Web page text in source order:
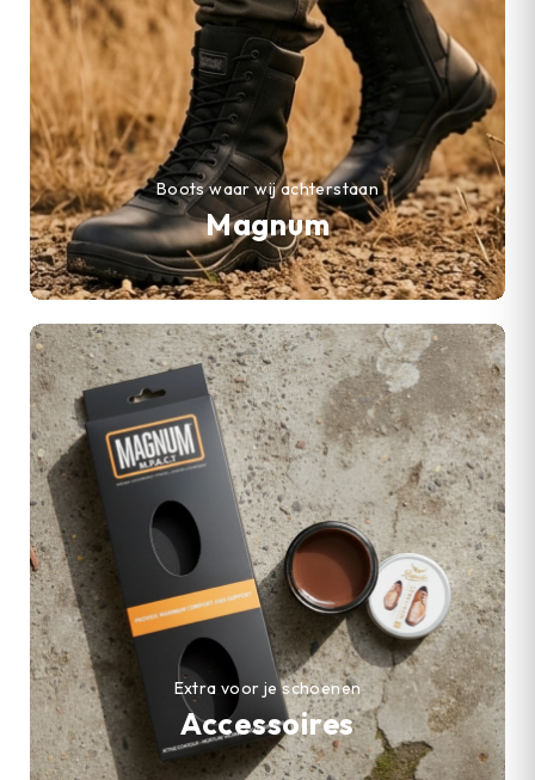
Magnum
Boots waar wij achterstaan
Accessoires
Extra voor je schoenen